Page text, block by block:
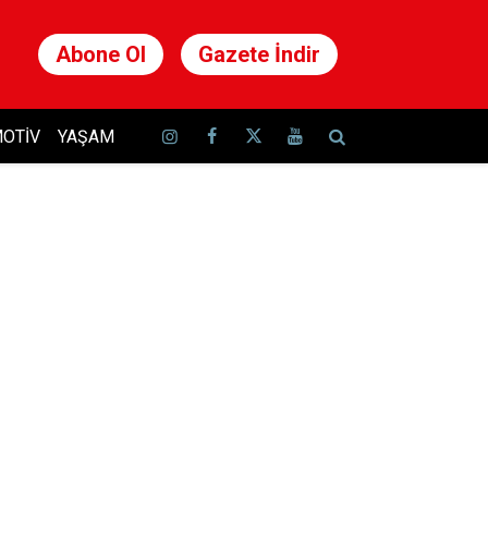
Abone Ol Gazete İndir
YAŞAM